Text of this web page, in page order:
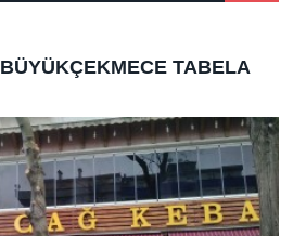
BÜYÜKÇEKMECE TABELA